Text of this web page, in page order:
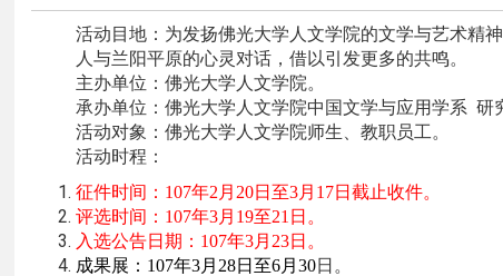
活动目地：为发扬佛光大学人文学院的文学与艺术精
人与兰阳平原的心灵对话，借以引发更多的共鸣。
主办单位：佛光大学人文学院。
承办单位：佛光大学人文学院中国文学与应用学系 研
活动对象：佛光大学人文学院师生、教职员工。
活动时程：
征件时间： 107年2 月 20日至3月 17日截止收件。
评选时间： 107年3月 19至21 日。
入选公告日期： 107年3月 23日。
成果展： 107年3月 28日至6月 30日。